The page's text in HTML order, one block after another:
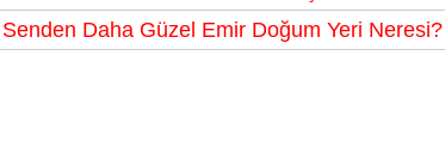
Senden Daha Güzel Emir Doğum Yeri